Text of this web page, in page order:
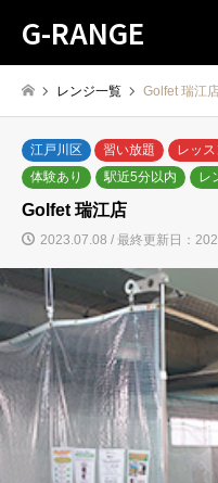
G-RANGE
レンジ一覧 Golfet 瑞江
江戸川区 習い放題 レッ
体験あり
駅近5分以内 レ
Golfet 瑞江店
2023.07.08 / 最終更新日：